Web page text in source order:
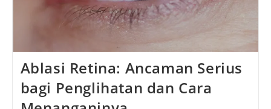
Ablasi Retina: Ancaman Serius
bagi Penglihatan dan Cara